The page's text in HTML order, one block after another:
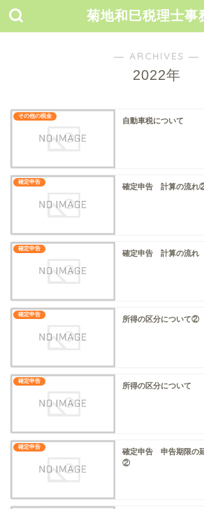
菊地和巳税理士事
― ARCHIVES ―
2022年
その他の税金
自動車税について
確定申告
確定申告 計算の流れ
確定申告
確定申告 計算の流れ
確定申告
所得の区分について②
確定申告
所得の区分について
確定申告
確定申告 申告期限の
②